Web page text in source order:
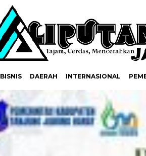
BISNIS DAERAH INTERNASIONAL